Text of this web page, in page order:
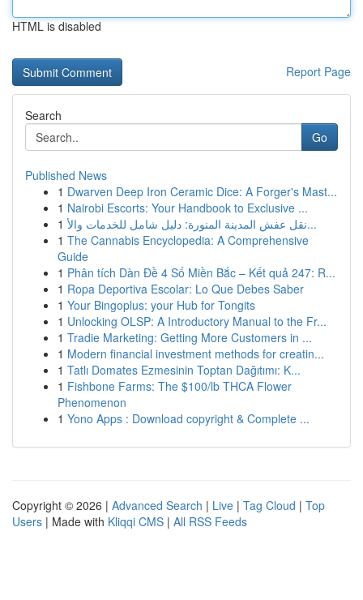
HTML is disabled
Report Page
Search
Go
Published News
1 Dwarven Deep Iron Ceramic Dice: A Forger's Mast...
1 Nairobi Escorts: Your Handbook to Exclusive ...
1
نقل عفش المدينة المنورة: دليل شامل للخدمات والأ...
1 The Cannabis Encyclopedia: A Comprehensive
Guide
1 Phân tích Dàn Đề 4 Số Miền Bắc – Kết quả 247: R...
1 Ropa Deportiva Escolar: Lo Que Debes Saber
1 Your Bingoplus: your Hub for Tongits
1 Unlocking OLSP: A Introductory Manual to the Fr...
1 Tradie Marketing: Getting More Customers in ...
1 Modern financial investment methods for creatin...
1 Tatlı Domates Ezmesinin Toptan Dağıtımı: K...
1 Fishbone Farms: The $100/lb THCA Flower
Phenomenon
1 Yono Apps : Download copyright & Complete ...
Copyright © 2026 | Advanced Search | Live | Tag Cloud | Top
Users | Made with Kliqqi CMS | All RSS Feeds